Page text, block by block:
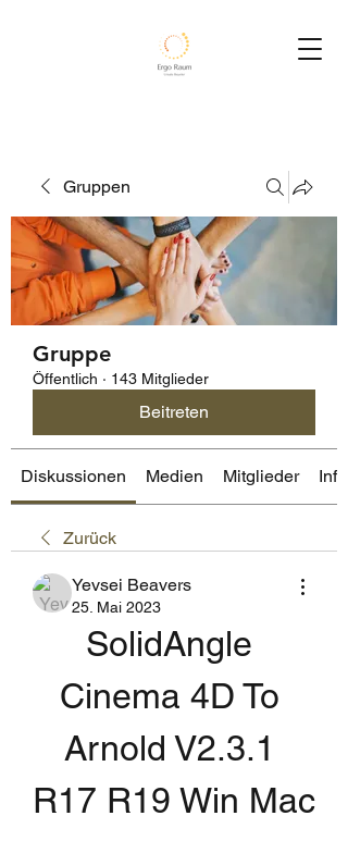
Gruppen
Gruppe
Öffentlich · 143 Mitglieder
Beitreten
Diskussionen Medien Mitglieder Info
Zurück
Yevsei Beavers
25. Mai 2023
SolidAngle
Cinema 4D To
Arnold V2.3.1
R17 R19 Win Mac